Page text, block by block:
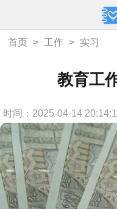
首页 > 工作 > 实习
教育工
时间：2025-04-14